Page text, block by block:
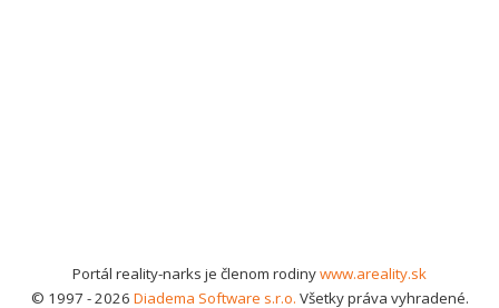
Portál reality-narks je členom rodinywww.areality.sk
© 1997 - 2026 Diadema Software s.r.o. Všetky práva vyhradené.